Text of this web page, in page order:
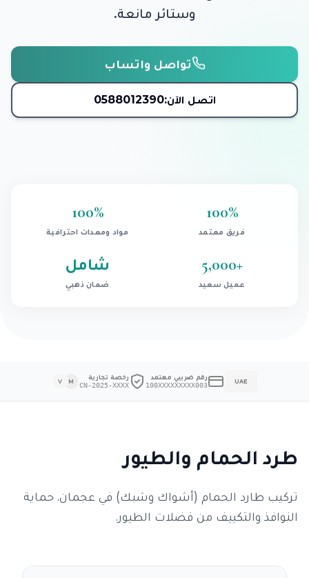
وستائر مانعة.
تواصل واتساب
اتصل الآن:0588012390
100%
فريق معتمد
100%
مواد ومعدات احترافية
+
5,000
عميل سعيد
شامل
ضمان ذهبي
UAE رقم ضريبي معتمد
100XXXXXXXXX003
رخصة تجارية
CN-2025-XXXX
M
V
طرد الحمام والطيور
تركيب طارد الحمام (أشواك وشبك) في عجمان. حماية
النوافذ والتكييف من فضلات الطيور.